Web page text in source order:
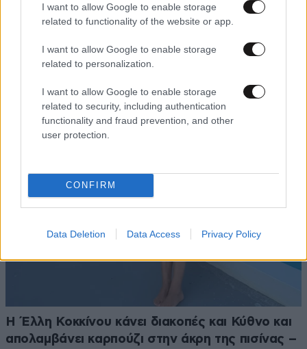
I want to allow Google to enable storage
related to functionality of the website or app.
I want to allow Google to enable storage
related to personalization.
I want to allow Google to enable storage
related to security, including authentication
functionality and fraud prevention, and other
user protection.
CONFIRM
Data Deletion Data Access Privacy Policy
«Τον βρήκαμε ανοιχτά στο πέλαγος, νεκρό» – Τι
Βερνίκου
Η Έλλη Κοκκίνου κάνει διακοπές και Κύθνο και
απολαμβάνει καρπούζι στην άκρη της πισίνας –